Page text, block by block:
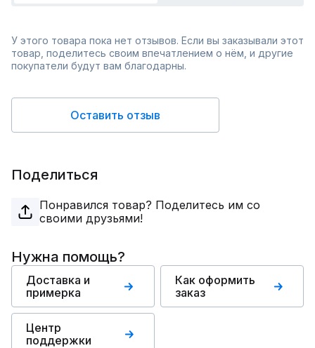
У этого товара пока нет отзывов. Если вы заказывали этот
товар, поделитесь своим впечатлением о нём, и другие
покупатели будут вам благодарны.
Оставить отзыв
Поделиться
Понравился товар? Поделитесь им со
своими друзьями!
Нужна помощь?
Доставка и
примерка
Как оформить
заказ
Центр
поддержки